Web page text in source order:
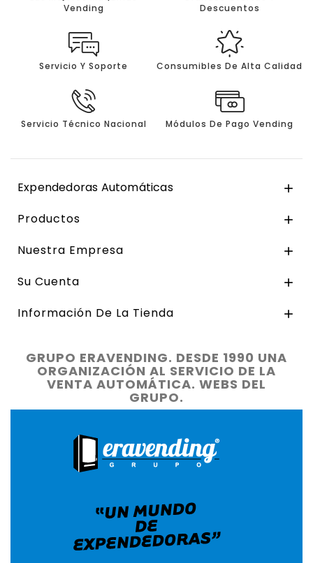
Vending
Descuentos
Servicio Y Soporte Consumibles De Alta Calidad
Servicio Técnico Nacional Módulos De Pago Vending
Expendedoras Automáticas 
Productos 
Nuestra Empresa 
Su Cuenta 
Información De La Tienda 
GRUPO ERAVENDING. DESDE 1990 UNA
ORGANIZACIÓN AL SERVICIO DE LA
VENTA AUTOMÁTICA. WEBS DEL
GRUPO.